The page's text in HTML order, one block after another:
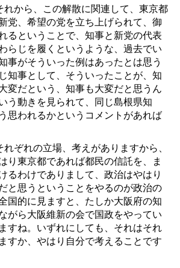
から、この解散に関連して、東京都
党、希望の党を立ち上げられて、御
るということで、知事と新党の代表
らじを履くというような、過去でい
事がそういった例はあったとは思う
知事として、そういったことが、知
変だという、知事も大変だと思うん
う動きを見られて、同じ島根県知
思われるかというコメントがあれば
ぞれの立場、考えがありますから、
り東京都であれば都民の信託を、ま
るわけでありまして、政治はやはり
と思うということをやるのが政治の
国的に見ますと、たしか大阪府の知
がら大阪維新の会で国政をやってい
すね。いずれにしても、それはそれ
すか、やはり自分で考えることです